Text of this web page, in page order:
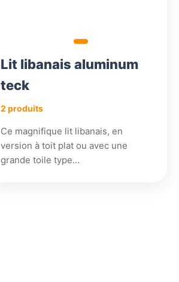
Lit libanais aluminum
teck
2 produits
Ce magnifique lit libanais, en
version à toit plat ou avec une
grande toile type…